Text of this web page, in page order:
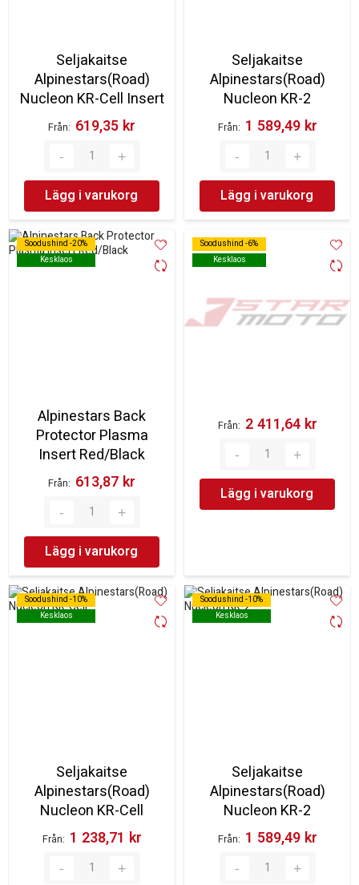
Seljakaitse
Alpinestars(Road)
Nucleon KR-Cell Insert
Från 619,35 kr‎
Lägg i varukorg
Seljakaitse
Alpinestars(Road)
Nucleon KR-2
Från 1 589,49 kr‎
Lägg i varukorg
Soodushind -20%
Kesklaos
Soodushind -20%
Kesklaos
Alpinestars Back
Protector Plasma
Insert Red/Black
Från 613,87 kr‎
Lägg i varukorg
Soodushind -6%
Kesklaos
Soodushind -6%
Kesklaos
Från 2 411,64 kr‎
Lägg i varukorg
Soodushind -10%
Kesklaos
Soodushind -10%
Kesklaos
Seljakaitse
Alpinestars(Road)
Nucleon KR-Cell
Från 1 238,71 kr‎
Soodushind -10%
Kesklaos
Soodushind -10%
Kesklaos
Seljakaitse
Alpinestars(Road)
Nucleon KR-2
Från 1 589,49 kr‎